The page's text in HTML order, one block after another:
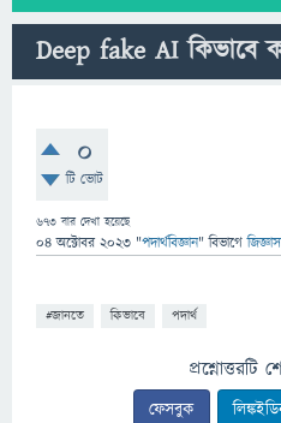
Deep fake AI কিভাবে
0
টি ভোট
673 বার দেখা হয়েছে
04 অক্টোবর 2023 "পদার্থবিজ্ঞান" বিভাগে
#জানতে কিভাবে পদার্থ
প্রশ্নোত্তরটি
ফেসবুক